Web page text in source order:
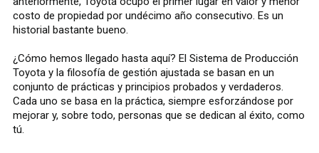
costo de propiedad por undécimo año consecutivo. Es un
historial bastante bueno.
¿Cómo hemos llegado hasta aquí? El Sistema de Producción
Toyota y la filosofía de gestión ajustada se basan en un
conjunto de prácticas y principios probados y verdaderos.
Cada uno se basa en la práctica, siempre esforzándose por
mejorar y, sobre todo, personas que se dedican al éxito, como
tú.